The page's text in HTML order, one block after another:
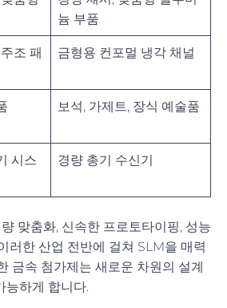
늄 부품
조 패
금형용 컨포멀 냉각 채널
보석, 가제트, 장식 예술품
시스
경량 총기 수신기
맞춤화, 신속한 프로토타이핑, 성능
러한 산업 전반에 걸쳐 SLM을 매력
금속 첨가제는 새로운 차원의 설계
능하게 합니다.